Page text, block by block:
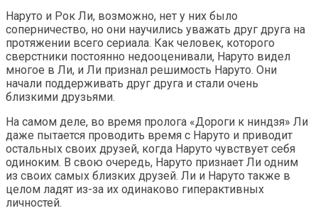
Наруто и Рок Ли, возможно, нет у них было
соперничество, но они научились уважать друг друга на
протяжении всего сериала. Как человек, которого
сверстники постоянно недооценивали, Наруто видел
многое в Ли, и Ли признал решимость Наруто. Они
начали поддерживать друг друга и стали очень
близкими друзьями.
На самом деле, во время пролога «Дороги к ниндзя» Ли
даже пытается проводить время с Наруто и приводит
остальных своих друзей, когда Наруто чувствует себя
одиноким. В свою очередь, Наруто признает Ли одним
из своих самых близких друзей. Ли и Наруто также в
целом ладят из-за их одинаково гиперактивных
личностей.